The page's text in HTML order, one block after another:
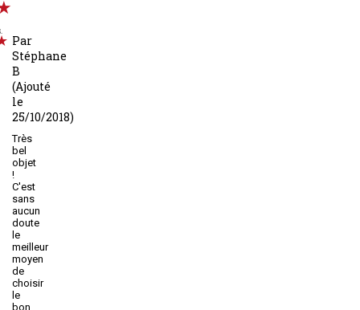
Par
Stéphane
B
(Ajouté
le
25/10/2018)
Très
bel
objet
!
C'est
sans
aucun
doute
le
meilleur
moyen
de
choisir
le
bon